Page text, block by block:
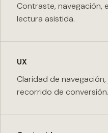
Contraste, navegación,
lectura asistida.
UX
Claridad de
recorrido de conversión.